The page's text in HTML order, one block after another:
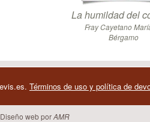
La humildad del
Fray Cayetano
Bérgamo
Términos de uso y política de
web porAMR